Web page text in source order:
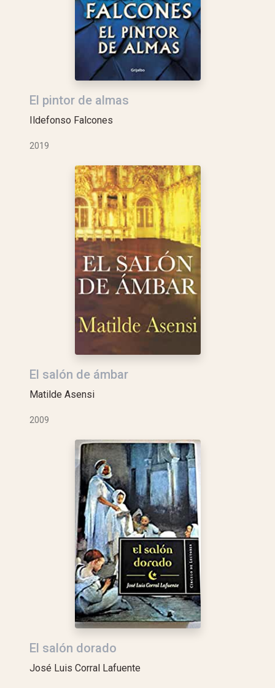
El pintor de almas
Ildefonso Falcones
2019
El salón de ámbar
Matilde Asensi
2009
El salón dorado
José Luis Corral Lafuente